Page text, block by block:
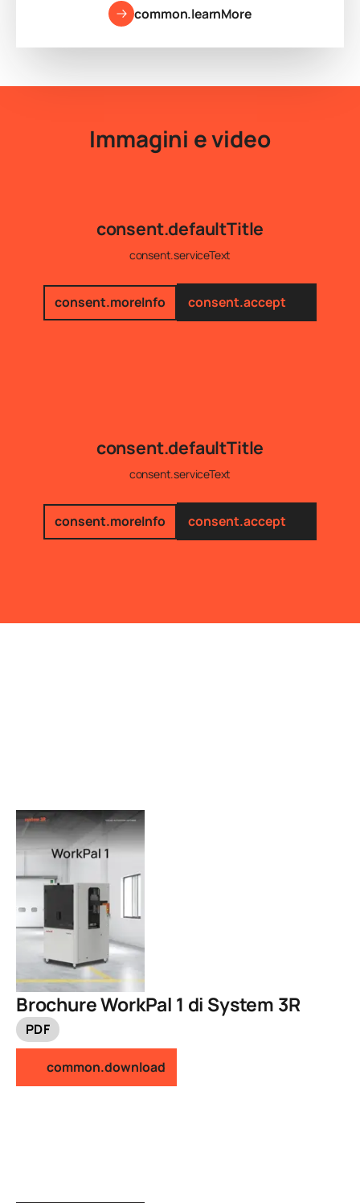
common.learnMore
Immagini e video
consent.defaultTitle
consent.serviceText
consent.moreInfo consent.accept
consent.defaultTitle
consent.serviceText
consent.moreInfo consent.accept
Brochure WorkPal 1 di System 3R
PDF
common.download